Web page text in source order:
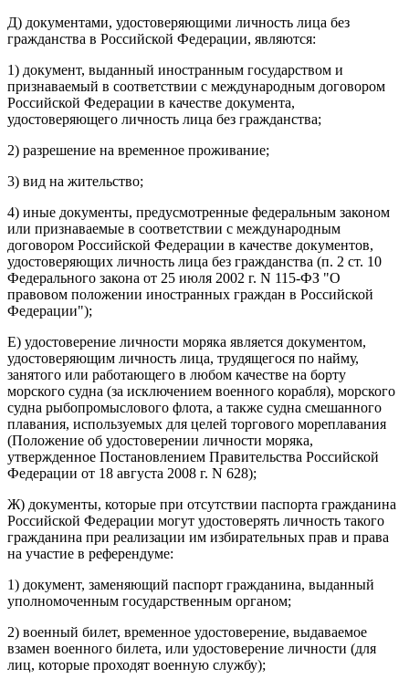
Д) документами, удостоверяющими личность лица без
гражданства в Российской Федерации, являются:
1) документ, выданный иностранным государством и
признаваемый в соответствии с международным договором
Российской Федерации в качестве документа,
удостоверяющего личность лица без гражданства;
2) разрешение на временное проживание;
3) вид на жительство;
4) иные документы, предусмотренные федеральным законом
или признаваемые в соответствии с международным
договором Российской Федерации в качестве документов,
удостоверяющих личность лица без гражданства (п. 2 ст. 10
Федерального закона от 25 июля 2002 г. N 115-ФЗ "О
правовом положении иностранных граждан в Российской
Федерации");
Е) удостоверение личности моряка является документом,
удостоверяющим личность лица, трудящегося по найму,
занятого или работающего в любом качестве на борту
морского судна (за исключением военного корабля), морского
судна рыбопромыслового флота, а также судна смешанного
плавания, используемых для целей торгового мореплавания
(Положение об удостоверении личности моряка,
утвержденное Постановлением Правительства Российской
Федерации от 18 августа 2008 г. N 628);
Ж) документы, которые при отсутствии паспорта гражданина
Российской Федерации могут удостоверять личность такого
гражданина при реализации им избирательных прав и права
на участие в референдуме:
1) документ, заменяющий паспорт гражданина, выданный
уполномоченным государственным органом;
2) военный билет, временное удостоверение, выдаваемое
взамен военного билета, или удостоверение личности (для
лиц, которые проходят военную службу);